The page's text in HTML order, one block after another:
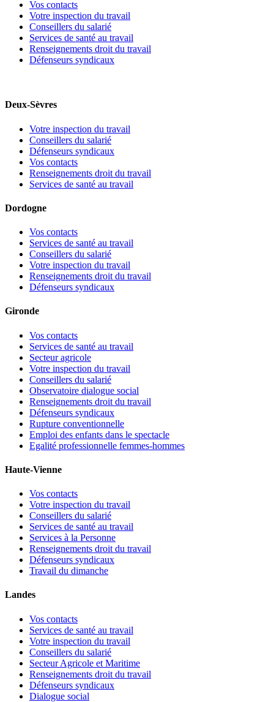
Vos contacts
Votre inspection du travail
Conseillers du salarié
Services de santé au travail
Renseignements droit du travail
Défenseurs syndicaux
Deux-Sèvres
Votre inspection du travail
Conseillers du salarié
Défenseurs syndicaux
Vos contacts
Renseignements droit du travail
Services de santé au travail
Dordogne
Vos contacts
Services de santé au travail
Conseillers du salarié
Votre inspection du travail
Renseignements droit du travail
Défenseurs syndicaux
Gironde
Vos contacts
Services de santé au travail
Secteur agricole
Votre inspection du travail
Conseillers du salarié
Observatoire dialogue social
Renseignements droit du travail
Défenseurs syndicaux
Rupture conventionnelle
Emploi des enfants dans le spectacle
Egalité professionnelle femmes-hommes
Haute-Vienne
Vos contacts
Votre inspection du travail
Conseillers du salarié
Services de santé au travail
Services à la Personne
Renseignements droit du travail
Défenseurs syndicaux
Travail du dimanche
Landes
Vos contacts
Services de santé au travail
Votre inspection du travail
Conseillers du salarié
Secteur Agricole et Maritime
Renseignements droit du travail
Défenseurs syndicaux
Dialogue social